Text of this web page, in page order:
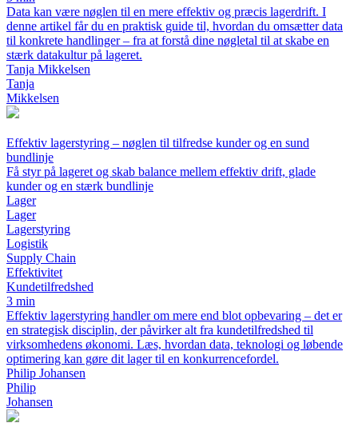
Data kan være nøglen til en mere effektiv og præcis lagerdrift. I
denne artikel får du en praktisk guide til, hvordan du omsætter data
til konkrete handlinger – fra at forstå dine nøgletal til at skabe en
stærk datakultur på lageret.
Tanja Mikkelsen
Tanja
Mikkelsen
Effektiv lagerstyring – nøglen til tilfredse kunder og en sund
bundlinje
Få styr på lageret og skab balance mellem effektiv drift, glade
kunder og en stærk bundlinje
Lager
Lager
Lagerstyring
Logistik
Supply Chain
Effektivitet
Kundetilfredshed
3 min
Effektiv lagerstyring handler om mere end blot opbevaring – det er
en strategisk disciplin, der påvirker alt fra kundetilfredshed til
virksomhedens økonomi. Læs, hvordan data, teknologi og løbende
optimering kan gøre dit lager til en konkurrencefordel.
Philip Johansen
Philip
Johansen